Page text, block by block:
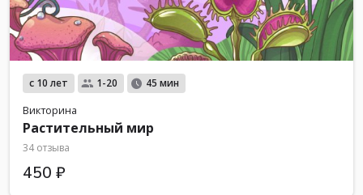
с 10 лет 1-20 45 мин
Викторина
Растительный мир
34 отзыва
450 ₽